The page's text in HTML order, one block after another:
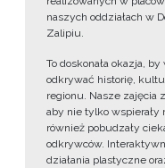
naszych oddziałach w
Zalipiu.
To doskonała okazja,
odkrywać historię,
regionu. Nasze zajęcia
aby nie tylko wspierały
również pobudzały
odkrywców.
działania plastyczne